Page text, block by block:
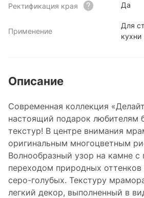
Ректификация края Да
Применение
Для
кухни
Описание
Современная коллекция
настоящий подарок любителям
текстур! В центре внимания
оригинальным многоцветным
Волнообразный узор на камне с
переходом природных
серо-голубых. Текстуру
легкий декор, выполненный в